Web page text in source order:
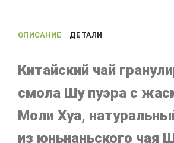
хуа,
растворимый
чай,
0.52
штука
ОПИСАНИЕ ДЕТАЛИ
Китайский чай
смола Шу пуэра с
Моли Хуа,
из юньнаньского чая